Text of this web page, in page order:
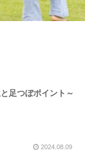
足つぼポイント～
2024.08.09